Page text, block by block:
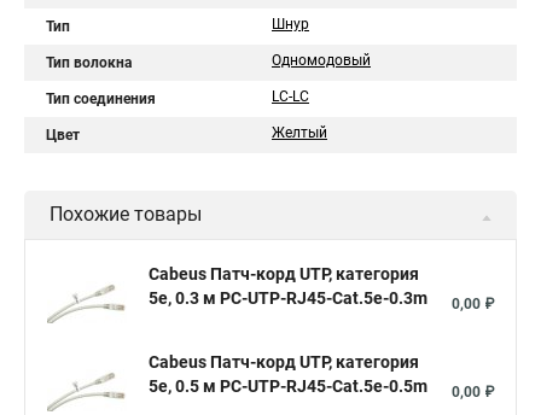
Тип Шнур
Тип волокна Одномодовый
Тип соединения LC-LC
Цвет Желтый
Похожие товары
Cabeus Патч-корд UTP, категория
5e, 0.3 м PC-UTP-RJ45-Cat.5e-0.3m
0,00 ₽
Cabeus Патч-корд UTP, категория
5e, 0.5 м PC-UTP-RJ45-Cat.5e-0.5m
0,00 ₽